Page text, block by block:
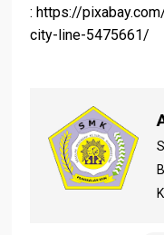
: https://
city-line-5475661/